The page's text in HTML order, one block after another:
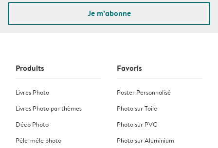
Je m’abonne
Produits
Livres Photo
Livres Photo par thèmes
Déco Photo
Pêle-mêle photo
Favoris
Poster Personnalisé
Photo sur Toile
Photo sur PVC
Photo sur Aluminium